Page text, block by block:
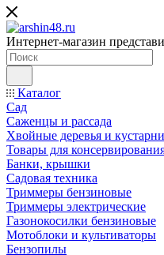
Интернет-магазин
Каталог
Сад
Саженцы и рассада
Хвойные деревья и
Товары для
Банки, крышки
Садовая техника
Триммеры бензиновые
Триммеры электрические
Газонокосилки бензиновые
Мотоблоки и культиваторы
Бензопилы